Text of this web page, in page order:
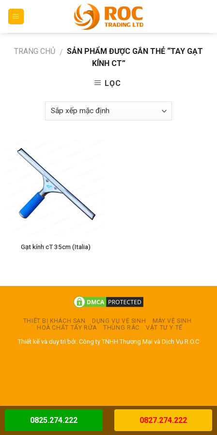
TRANG CHỦ / SẢN PHẨM ĐƯỢC GẮN THẺ “TAY GẠT
KÍNH CT”
LỌC
Gạt kính cT 35cm (Italia)
THIẾT BỊ KHÁCH SẠN DỤNG VỤ VỆ SINH
MÁY VỆ SINH
HOÁ CHẤT TẨY RỬA
THÙNG RÁC VẬT TƯ Y TẾ
Thiết kế và duy trì bởi: Công ty TNHH Thương Mại và Dịch Vụ R.O.C
0825.274.222 0827.274.222